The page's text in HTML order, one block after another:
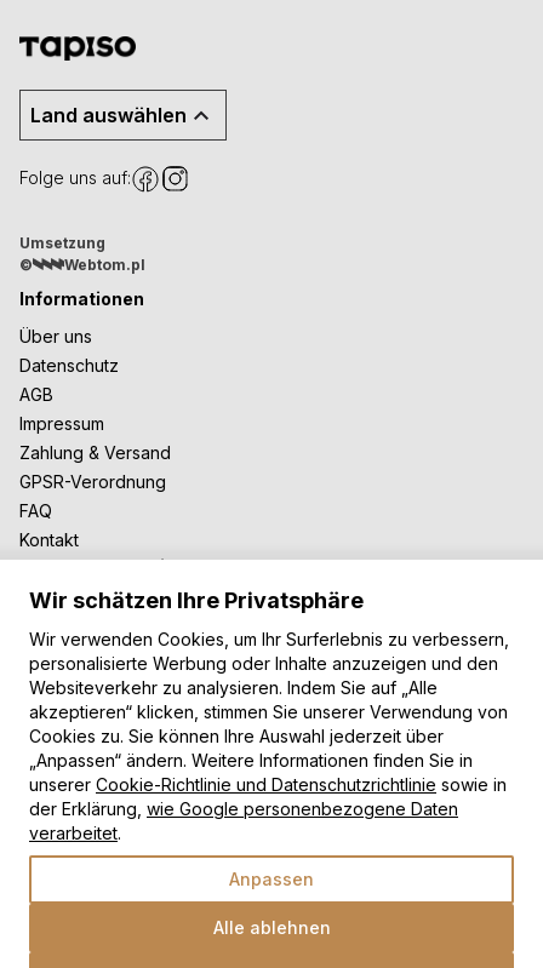
Land auswählen
Folge uns auf:
Umsetzung
©
Webtom.pl
Informationen
Über uns
Datenschutz
AGB
Impressum
Zahlung & Versand
GPSR-Verordnung
FAQ
Kontakt
Zusammenarbeit
Für Blogger
B2B-Zusammenarbeit
Unsere Teppiche
Moderne Teppiche
Vintage Teppiche
Shaggy Teppiche
Kinderteppiche
Zahlungsarten
Wir schätzen Ihre Privatsphäre
Wir verwenden Cookies, um Ihr Surferlebnis zu verbessern,
personalisierte Werbung oder Inhalte anzuzeigen und den
Websiteverkehr zu analysieren. Indem Sie auf „Alle
akzeptieren“ klicken, stimmen Sie unserer Verwendung von
Cookies zu. Sie können Ihre Auswahl jederzeit über
„Anpassen“ ändern. Weitere Informationen finden Sie in
unserer Cookie-Richtlinie und Datenschutzrichtlinie sowie in
der Erklärung, wie Google personenbezogene Daten
verarbeitet.
Anpassen
Alle ablehnen